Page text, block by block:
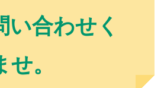
い合わせく
。